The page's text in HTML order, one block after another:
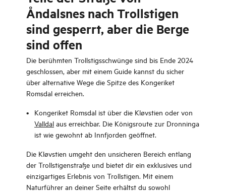
Åndalsnes nach Trollstigen
sind gesperrt, aber die Berge
sind offen
Die berühmten Trollstigsschwünge sind bis Ende 2024
geschlossen, aber mit einem Guide kannst du sicher
über alternative Wege die Spitze des Kongeriket
Romsdal erreichen.
Kongeriket Romsdal ist über die Kløvstien oder von
Valldal aus erreichbar. Die Königsroute zur Dronninga
ist wie gewohnt ab Innfjorden geöffnet.
Die Kløvstien umgeht den unsicheren Bereich entlang
der Trollstigenstraße und bietet dir ein exklusives und
einzigartiges Erlebnis von Trollstigen. Mit einem
Naturführer an deiner Seite erhältst du sowohl